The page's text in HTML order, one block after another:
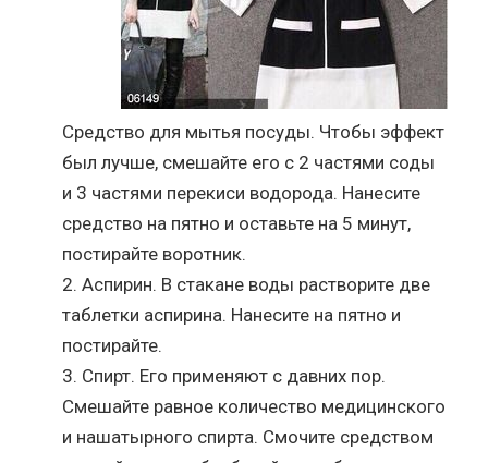
Средство для мытья посуды. Чтобы эффект
был лучше, смешайте его с 2 частями соды
и 3 частями перекиси водорода. Нанесите
средство на пятно и оставьте на 5 минут,
постирайте воротник.
Аспирин. В стакане воды растворите две
таблетки аспирина. Нанесите на пятно и
постирайте.
Спирт. Его применяют с давних пор.
Смешайте равное количество медицинского
и нашатырного спирта. Смочите средством